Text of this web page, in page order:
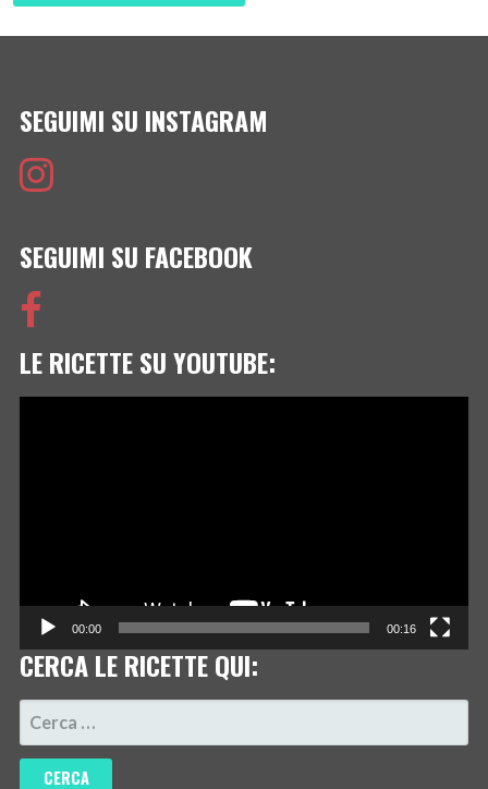
SEGUIMI SU INSTAGRAM
SEGUIMI SU FACEBOOK
LE RICETTE SU YOUTUBE:
00:00 00:16
CERCA LE RICETTE QUI:
RICERCA
PER: